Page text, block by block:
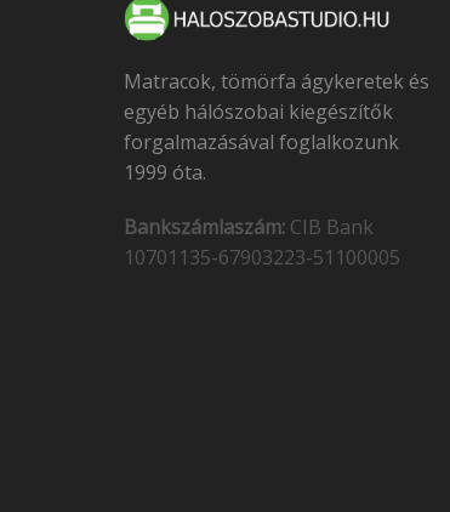
Matracok, tömörfa ágykeretek és
egyéb hálószobai kiegészítők
forgalmazásával foglalkozunk
1999 óta.
Bankszámlaszám: CIB Bank
10701135-67903223-51100005